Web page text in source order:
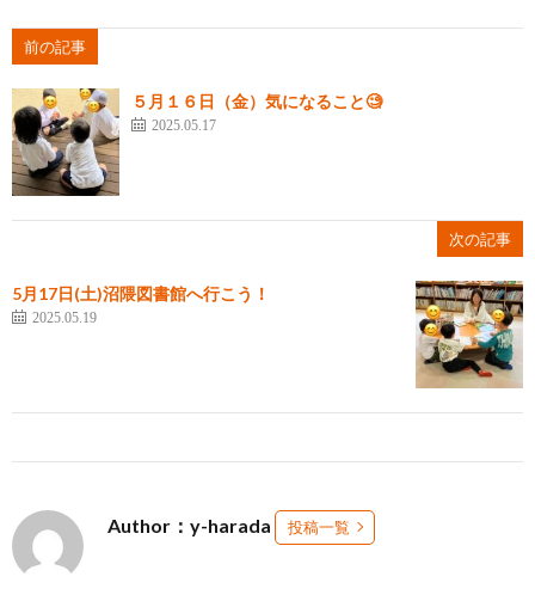
前の記事
５月１６日（金）気になること🧐
2025.05.17
次の記事
5月17日(土)沼隈図書館へ行こう！
2025.05.19
Author：y-harada 投稿一覧